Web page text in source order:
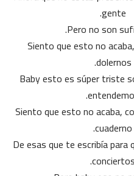
gente.
Pero no son
Siento que esto no
dolernos.
Baby esto es súper triste
Siento que esto no acaba,
cuaderno.
De esas que te escribía para
conciertos.